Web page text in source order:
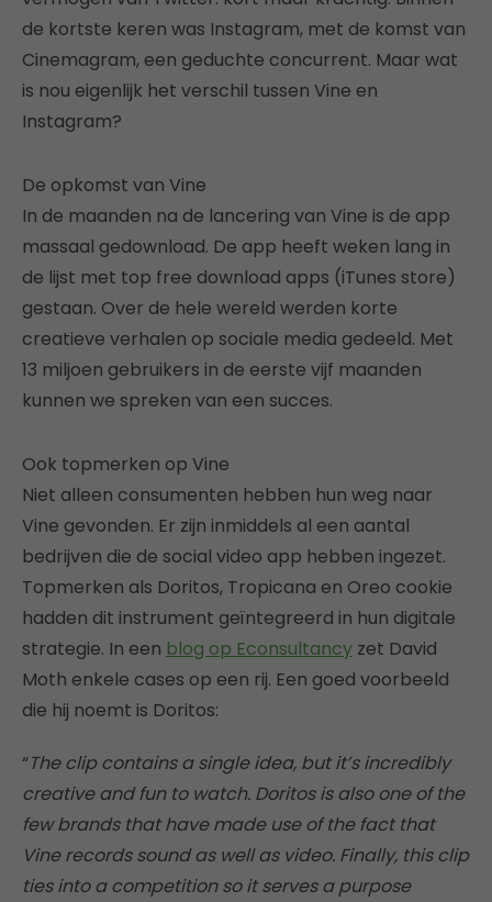
de kortste keren was Instagram, met de komst van
Cinemagram, een geduchte concurrent. Maar wat
is nou eigenlijk het verschil tussen Vine en
Instagram?
De opkomst van Vine
In de maanden na de lancering van Vine is de app
massaal gedownload. De app heeft weken lang in
de lijst met top free download apps (iTunes store)
gestaan. Over de hele wereld werden korte
creatieve verhalen op sociale media gedeeld. Met
13 miljoen gebruikers in de eerste vijf maanden
kunnen we spreken van een succes.
Ook topmerken op Vine
Niet alleen consumenten hebben hun weg naar
Vine gevonden. Er zijn inmiddels al een aantal
bedrijven die de social video app hebben ingezet.
Topmerken als Doritos, Tropicana en Oreo cookie
hadden dit instrument geïntegreerd in hun digitale
strategie. In een blog op Econsultancy zet David
Moth enkele cases op een rij. Een goed voorbeeld
die hij noemt is Doritos:
“The clip contains a single idea, but it’s incredibly
creative and fun to watch. Doritos is also one of the
few brands that have made use of the fact that
Vine records sound as well as video. Finally, this clip
ties into a competition so it serves a purpose